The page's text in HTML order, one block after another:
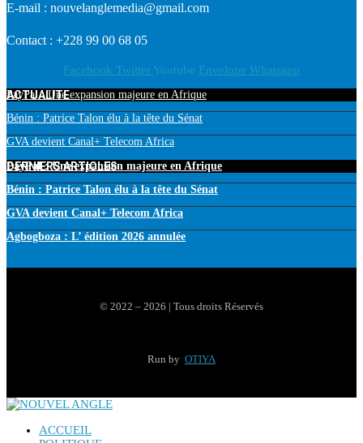
E-mail : nouvelanglemedia@gmail.com
Contact : +228 99 00 68 05
Facebook Twitter Youtube Envelope Whatsapp
ACTUALITE
PayPal : Une expansion majeure en Afrique
Bénin : Patrice Talon élu à la tête du Sénat
GVA devient Canal+ Telecom Africa
DERNIERS ARTICLES
PayPal : Une expansion majeure en Afrique
Bénin : Patrice Talon élu à la tête du Sénat
GVA devient Canal+ Telecom Africa
Agbogboza : L’ édition 2026 annulée
© 2022 – 2026 | Tous droits Réservés
Run by OTIYA
ACCUEIL